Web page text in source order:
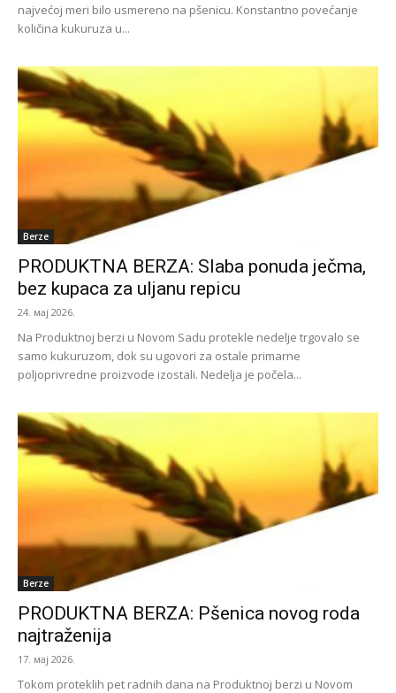
najvećoj meri bilo usmereno na pšenicu. Konstantno povećanje
količina kukuruza u...
Berze
PRODUKTNA BERZA: Slaba ponuda ječma,
bez kupaca za uljanu repicu
24. мај 2026.
Na Produktnoj berzi u Novom Sadu protekle nedelje trgovalo se
samo kukuruzom, dok su ugovori za ostale primarne
poljoprivredne proizvode izostali. Nedelja je počela...
Berze
PRODUKTNA BERZA: Pšenica novog roda
najtraženija
17. мај 2026.
Tokom proteklih pet radnih dana na Produktnoj berzi u Novom